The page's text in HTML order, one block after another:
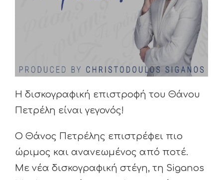
Η δισκογραφική επιστροφή του Θάνου
Πετρέλη είναι γεγονός!
Ο Θάνος Πετρέλης επιστρέφει πιο
ώριμος και ανανεωμένος από ποτέ.
Με νέα δισκογραφική στέγη, τη Siganos